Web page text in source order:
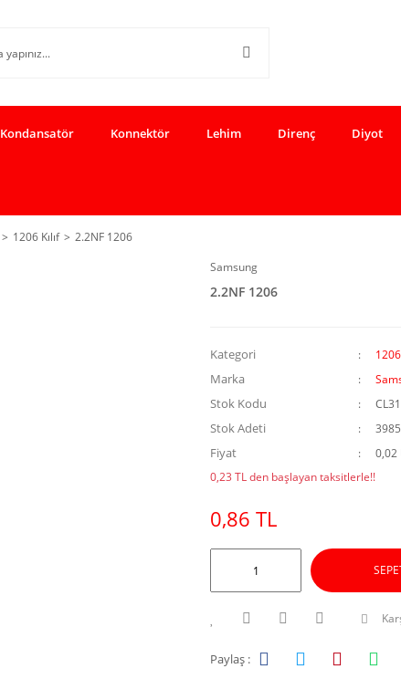
Kondansatör Konnektör Lehim Direnç Diyot
1206 Kılıf
2.2NF 1206
Samsung
2.2NF 1206
Kategori 1206
Marka
Stok Kodu
Stok Adeti
Fiyat
0,02
0,23 TL den başlayan taksitlerle!!
0,86 TL
Paylaş :